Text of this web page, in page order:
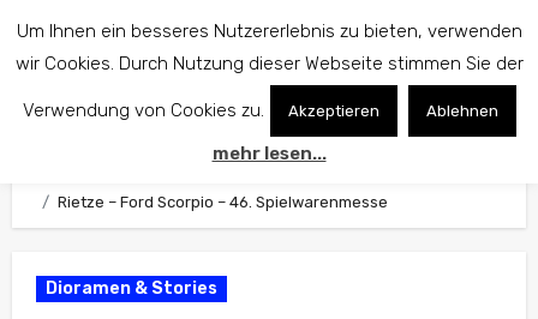
Rietze – Ford Scorpio – 46. Spielwarenmesse
Dioramen & Stories
Um Ihnen ein besseres Nutzererlebnis zu bieten, verwenden
wir Cookies. Durch Nutzung dieser Webseite stimmen Sie der
Verwendung von Cookies zu. Akzeptieren Ablehnen
mehr lesen...